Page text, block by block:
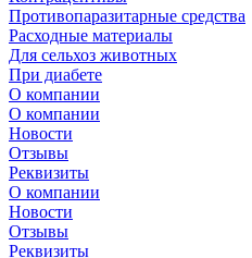
Противопаразитарные средства
Расходные материалы
Для сельхоз животных
При диабете
О компании
О компании
Новости
Отзывы
Реквизиты
О компании
Новости
Отзывы
Реквизиты